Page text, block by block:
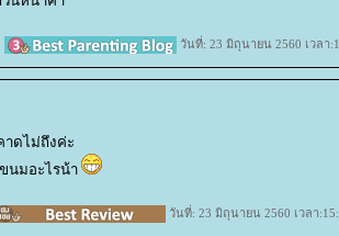
วันที่: 23 มิถุนายน 2560 เวลา
าดไม่ถึงค่ะ
นมอะไรน้า
วันที่: 23 มิถุนายน 2560 เวลา